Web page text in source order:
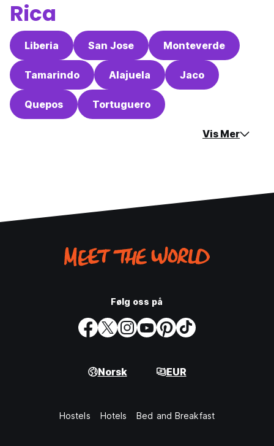
Rica
Liberia San Jose Monteverde
Tamarindo Alajuela Jaco
Quepos Tortuguero
Vis Mer
Følg oss på
Norsk EUR
Hostels Hotels Bed and Breakfast